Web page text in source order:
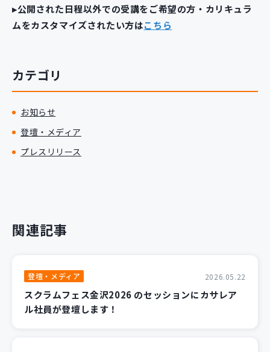
▸公開された日程以外での受講をご希望の方・カリキュラ
ムをカスタマイズされたい方はこちら
カテゴリ
お知らせ
登壇・メディア
プレスリリース
関連記事
登壇・メディア 2026.05.22
スクラムフェス金沢2026 のセッションにカサレア
ル社員が登壇します！